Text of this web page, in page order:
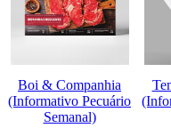
Boi & Companhia
(Informativo Pecuário
Semanal)